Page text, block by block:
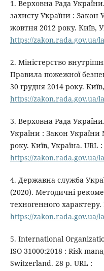
1. Верховна Рада
захисту України : Закон
жовтня 2012 року. Київ,
https://zakon.rada.gov.ua/
2. Міністерство
Правила пожежної
30 грудня 2014 року.
https://zakon.rada.gov.ua/
3. Верховна Рада
України : Закон України
року. Київ, Україна. URL :
https://zakon.rada.gov.ua/
4. Державна служба
(2020). Методичні
техногенного характеру.
https://zakon.rada.gov.ua/
5. International
ISO 31000:2018 : Risk
Switzerland. 28 p. URL :